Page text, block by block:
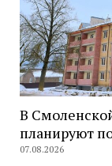
В
планируют
07.08.2026